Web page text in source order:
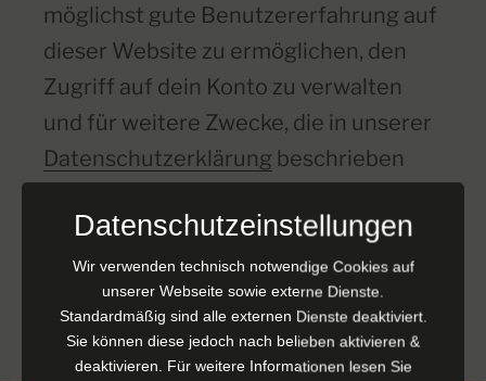
möglichst gute Benutzererfahrung auf
dieser Website zu ermöglichen, den
Zugriff auf dein Konto zu verwalten
und für weitere Zwecke, die in unserer
Datenschutzerklärung beschrieben
REGISTRIEREN
Datenschutzeinstellungen
Wir verwenden technisch notwendige Cookies auf
unserer Webseite sowie externe Dienste.
Standardmäßig sind alle externen Dienste deaktiviert.
Sie können diese jedoch nach belieben aktivieren &
deaktivieren. Für weitere Informationen lesen Sie